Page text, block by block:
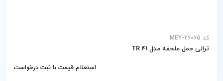
کد MEY-26065
ترالی حمل ملحفه مدل TR 41
استعلام قیمت با ثبت درخواست